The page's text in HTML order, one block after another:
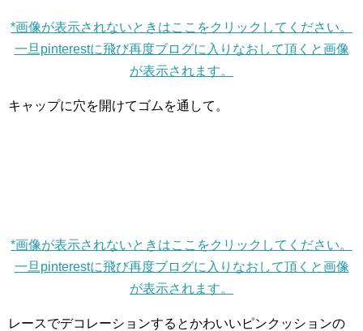
*画像が表示されないときはここをクリックしてください。
一旦pinterestに飛び再度ブログに入りなおして頂くと画像
が表示されます。
キャップに穴を開けてゴムを通して。
*画像が表示されないときはここをクリックしてください。
一旦pinterestに飛び再度ブログに入りなおして頂くと画像
が表示されます。
レースでデコレーションするとかわいいピンクッションの